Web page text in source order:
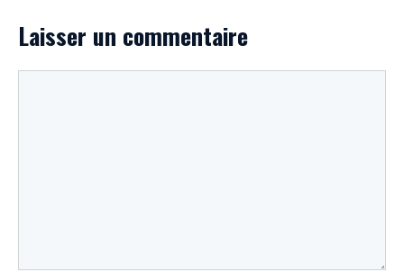
Laisser un commentaire